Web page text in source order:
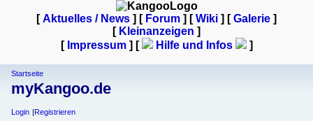
[Aktuelles / News ] [ Forum ] [Wiki ] [Galerie ]
[ Kleinanzeigen ]
[ Impressum] [ Hilfe und Infos ]
Startseite
myKangoo.de
Login Registrieren